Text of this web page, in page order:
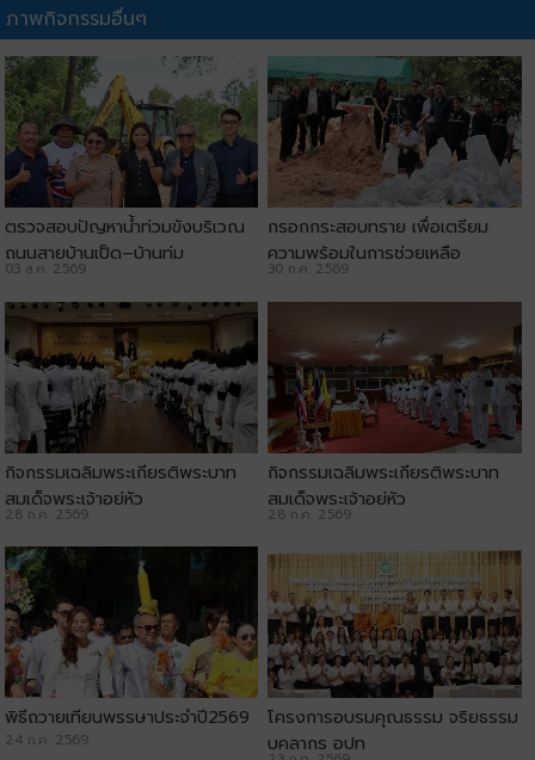
ภาพกิจกรรมอื่นๆ
ตรวจสอบปัญหาน้ำท่วมขังบริเวณ
ถนนสายบ้านเป็ด–บ้านทุ่ม
03 ส.ค. 2569
กรอกกระสอบทราย เพื่อเตรียม
ความพร้อมในการช่วยเหลือ
ประชาชน
30 ก.ค. 2569
กิจกรรมเฉลิมพระเกียรติพระบาท
สมเด็จพระเจ้าอยู่หัว
28 ก.ค. 2569
กิจกรรมเฉลิมพระเกียรติพระบาท
สมเด็จพระเจ้าอยู่หัว
28 ก.ค. 2569
พิธีถวายเทียนพรรษาประจำปี2569
24 ก.ค. 2569
โครงการอบรมคุณธรรม จริยธรรม
บุคลากร อปท